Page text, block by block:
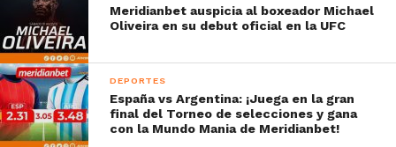
Meridianbet auspicia al boxeador Michael
Oliveira en su debut oficial en la UFC
DEPORTES
España vs Argentina: ¡Juega en la gran
final del Torneo de selecciones y gana
con la Mundo Mania de Meridianbet!